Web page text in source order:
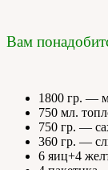
Вам
1800 гр. —
750 мл.
750 гр. —
360 гр. —
6 яиц+4